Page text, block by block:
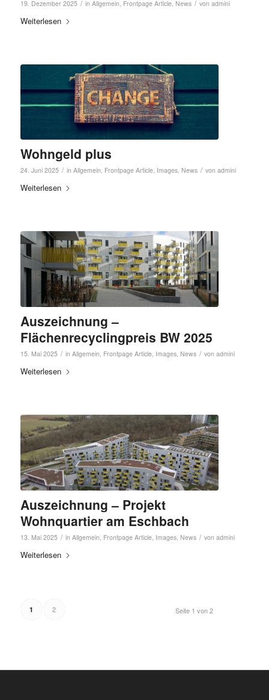
19. Dezember 2025 / in Allgemein Frontpage Article, News / von admini
Weiterlesen
Wohngeld plus
24. Juni 2025 / in Allgemein, Frontpage Article, Images, News / von admini
Weiterlesen
Auszeichnung –
Flächenrecyclingpreis BW 2025
15. Mai 2025 / in Allgemein Frontpage Article, Images, News / von admini
Weiterlesen
Auszeichnung – Projekt
Wohnquartier am Eschbach
13. Mai 2025 / in Allgemein Frontpage Article, Images, News / von admini
Weiterlesen
Seite 1 von 2
1 2